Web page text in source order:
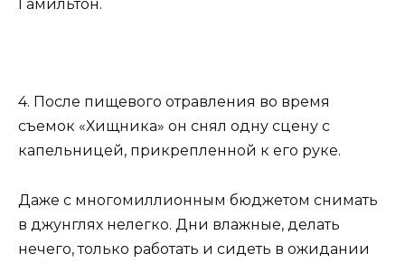
Гамильтон.
4. После пищевого отравления во время
съемок «Хищника» он снял одну сцену с
капельницей, прикрепленной к его руке.
Даже с многомиллионным бюджетом снимать
в джунглях нелегко. Дни влажные, делать
нечего, только работать и сидеть в ожидании